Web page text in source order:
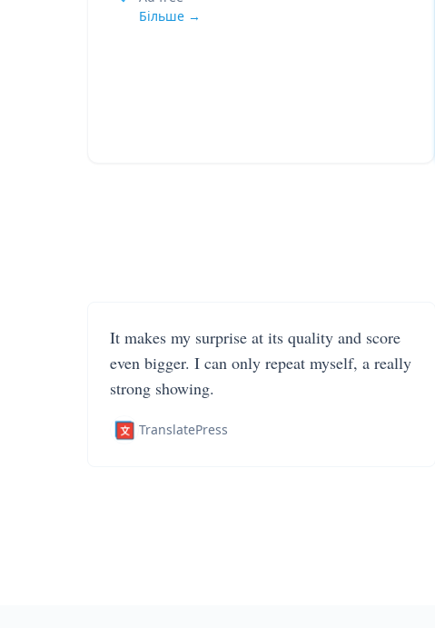
Більше →
It makes my surprise at its quality and score
even bigger. I can only repeat myself, a really
strong showing.
TranslatePress